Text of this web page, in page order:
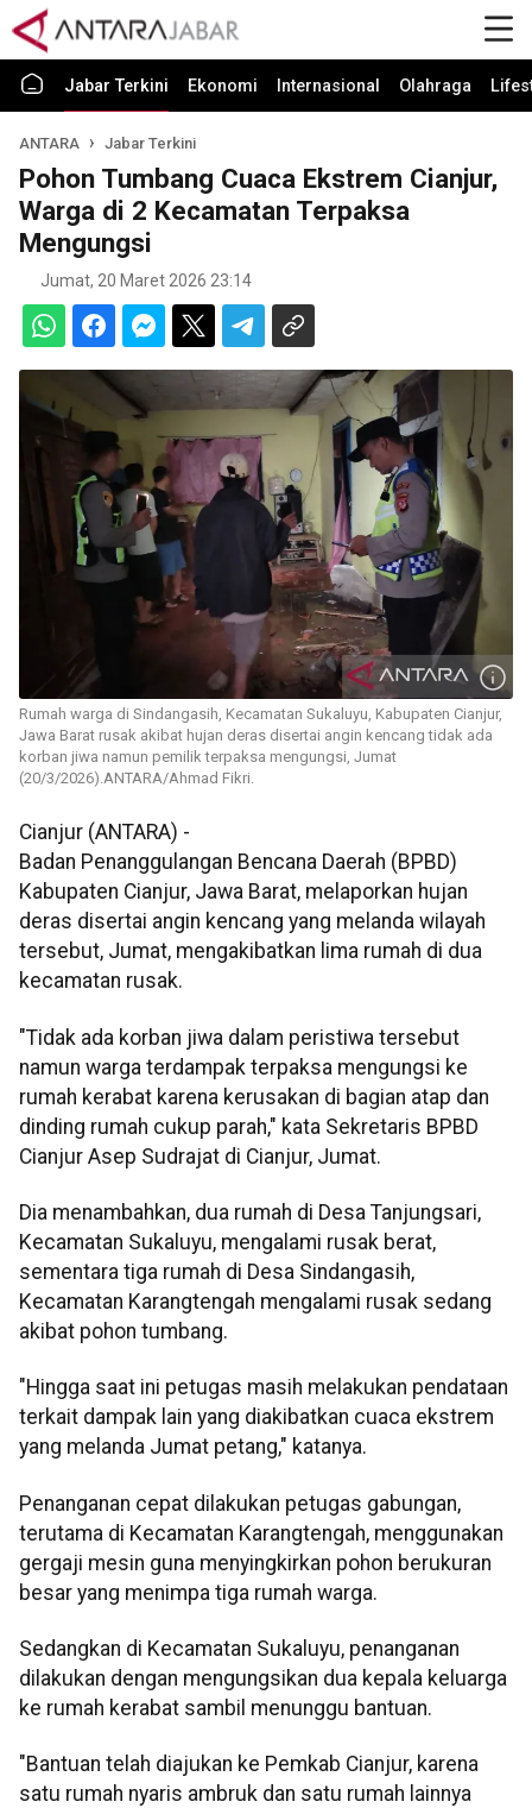
Jabar Terkini Ekonomi Internasional Olahraga
ANTARA Jabar Terkini
Pohon Tumbang Cuaca Ekstrem Cianjur,
Warga di 2 Kecamatan Terpaksa
Mengungsi
Jumat, 20 Maret 2026 23:14
Rumah warga di Sindangasih, Kecamatan Sukaluyu, Kabupaten Cianjur,
Jawa Barat rusak akibat hujan deras disertai angin kencang tidak ada
korban jiwa namun pemilik terpaksa mengungsi, Jumat
(20/3/2026).ANTARA/Ahmad Fikri.
Cianjur (ANTARA) -
Badan Penanggulangan Bencana Daerah (BPBD)
Kabupaten Cianjur, Jawa Barat, melaporkan hujan
deras disertai angin kencang yang melanda wilayah
tersebut, Jumat, mengakibatkan lima rumah di dua
kecamatan rusak.
"Tidak ada korban jiwa dalam peristiwa tersebut
namun warga terdampak terpaksa mengungsi ke
rumah kerabat karena kerusakan di bagian atap dan
dinding rumah cukup parah," kata Sekretaris BPBD
Cianjur Asep Sudrajat di Cianjur, Jumat.
Dia menambahkan, dua rumah di Desa Tanjungsari,
Kecamatan Sukaluyu, mengalami rusak berat,
sementara tiga rumah di Desa Sindangasih,
Kecamatan Karangtengah mengalami rusak sedang
akibat pohon tumbang.
"Hingga saat ini petugas masih melakukan pendataan
terkait dampak lain yang diakibatkan cuaca ekstrem
yang melanda Jumat petang," katanya.
Penanganan cepat dilakukan petugas gabungan,
terutama di Kecamatan Karangtengah, menggunakan
gergaji mesin guna menyingkirkan pohon berukuran
besar yang menimpa tiga rumah warga.
Sedangkan di Kecamatan Sukaluyu, penanganan
dilakukan dengan mengungsikan dua kepala keluarga
ke rumah kerabat sambil menunggu bantuan.
"Bantuan telah diajukan ke Pemkab Cianjur, karena
satu rumah nyaris ambruk dan satu rumah lainnya